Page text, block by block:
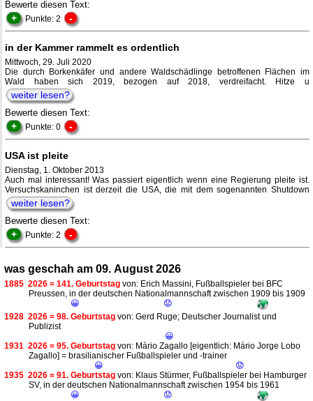
Bewerte diesen Text:
+ Punkte: 2 -
in der Kammer rammelt es ordentlich
Mittwoch, 29. Juli 2020
Die durch Borkenkäfer und andere Waldschädlinge betroffenen Flächen im
Wald haben sich 2019, bezogen auf 2018, verdreifacht. Hitze u
weiter lesen?
Bewerte diesen Text:
+ Punkte: 0 -
USA ist pleite
Dienstag, 1. Oktober 2013
Auch mal interessant! Was passiert eigentlich wenn eine Regierung pleite ist.
Versuchskaninchen ist derzeit die USA, die mit dem sogenannten Shutdown
weiter lesen?
Bewerte diesen Text:
+ Punkte: 2 -
was geschah am 09. August 2026
1885 2026 = 141. Geburtstag von: Erich Massini, Fußballspieler bei BFC
Preussen, in der deutschen Nationalmannschaft zwischen 1909 bis 1909
😀
😟
1928 2026 = 98. Geburtstag von: Gerd Ruge; Deutscher Journalist und
Publizist
😀
1931 2026 = 95. Geburtstag von: Mário Zagallo [eigentlich: Mário Jorge Lobo
Zagallo] = brasilianischer Fußballspieler und -trainer
😀
😟
1935 2026 = 91. Geburtstag von: Klaus Stürmer, Fußballspieler bei Hamburger
SV, in der deutschen Nationalmannschaft zwischen 1954 bis 1961
😀
😟